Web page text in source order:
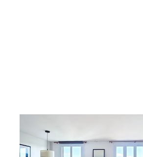
ANTONY 92
Ref : 9932